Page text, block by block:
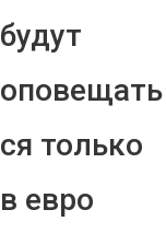
будут
оповещать
ся только
в евро